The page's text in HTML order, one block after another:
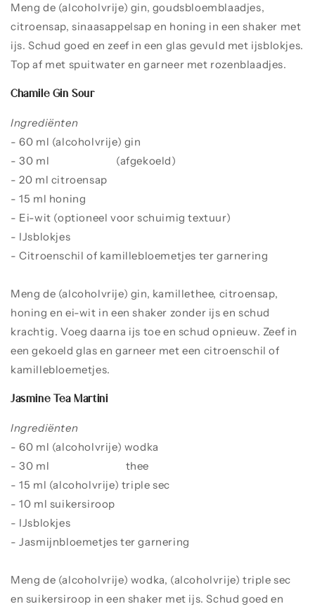
Meng de (alcoholvrije) gin, goudsbloemblaadjes,
citroensap, sinaasappelsap en honing in een shaker met
ijs. Schud goed en zeef in een glas gevuld met ijsblokjes.
Top af met spuitwater en garneer met rozenblaadjes.
Chamile Gin Sour
Ingrediënten
- 60 ml (alcoholvrije) gin
- 30 ml
(afgekoeld)
- 20 ml citroensap
- 15 ml honing
- Ei-wit (optioneel voor schuimig textuur)
- IJsblokjes
- Citroenschil of kamillebloemetjes ter garnering
Meng de (alcoholvrije) gin, kamillethee, citroensap,
honing en ei-wit in een shaker zonder ijs en schud
krachtig. Voeg daarna ijs toe en schud opnieuw. Zeef in
een gekoeld glas en garneer met een citroenschil of
kamillebloemetjes.
Jasmine Tea Martini
Ingrediënten
- 60 ml (alcoholvrije) wodka
- 30 ml
thee
- 15 ml (alcoholvrije) triple sec
- 10 ml suikersiroop
- IJsblokjes
- Jasmijnbloemetjes ter garnering
Meng de (alcoholvrije) wodka, (alcoholvrije) triple sec
en suikersiroop in een shaker met ijs. Schud goed en